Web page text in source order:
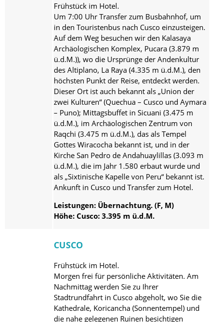
Frühstück im Hotel.
Um 7:00 Uhr Transfer zum Busbahnhof, um
in den Touristenbus nach Cusco einzusteigen.
Auf dem Weg besuchen wir den Kalasaya
Archäologischen Komplex, Pucara (3.879 m
ü.d.M.)), wo die Ursprünge der Andenkultur
des Altiplano, La Raya (4.335 m ü.d.M.), den
höchsten Punkt der Reise, entdeckt werden.
Dieser Ort ist auch bekannt als „Union der
zwei Kulturen“ (Quechua – Cusco und Aymara
– Puno); Mittagsbuffet in Sicuani (3.475 m
ü.d.M.), im Archäologischen Zentrum von
Raqchi (3.475 m ü.d.M.), das als Tempel
Gottes Wiracocha bekannt ist, und in der
Kirche San Pedro de Andahuaylillas (3.093 m
ü.d.M.), die im Jahr 1.580 erbaut wurde und
als „Sixtinische Kapelle von Peru“ bekannt ist.
Ankunft in Cusco und Transfer zum Hotel.
Leistungen: Übernachtung. (F, M)
Höhe: Cusco: 3.395 m ü.d.M.
CUSCO
Frühstück im Hotel.
Morgen frei für persönliche Aktivitäten. Am
Nachmittag werden Sie zu Ihrer
Stadtrundfahrt in Cusco abgeholt, wo Sie die
Kathedrale, Koricancha (Sonnentempel) und
die nahe gelegenen Ruinen besichtigen